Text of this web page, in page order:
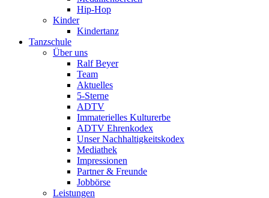
Hip-Hop
Kinder
Kindertanz
Tanzschule
Über uns
Ralf Beyer
Team
Aktuelles
5-Sterne
ADTV
Immaterielles Kulturerbe
ADTV Ehrenkodex
Unser Nachhaltigkeitskodex
Mediathek
Impressionen
Partner & Freunde
Jobbörse
Leistungen